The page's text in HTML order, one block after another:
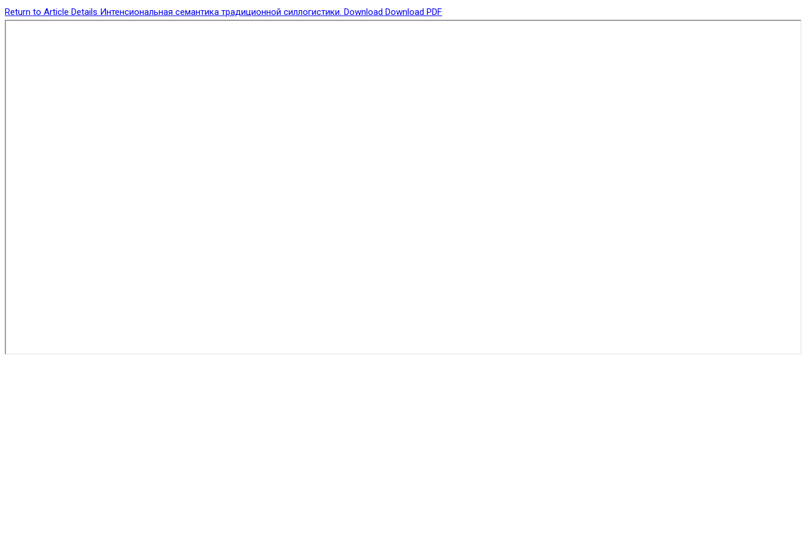
Return to Article Details Интенсиональная семантика традиционной силлогистики. Download Download PDF